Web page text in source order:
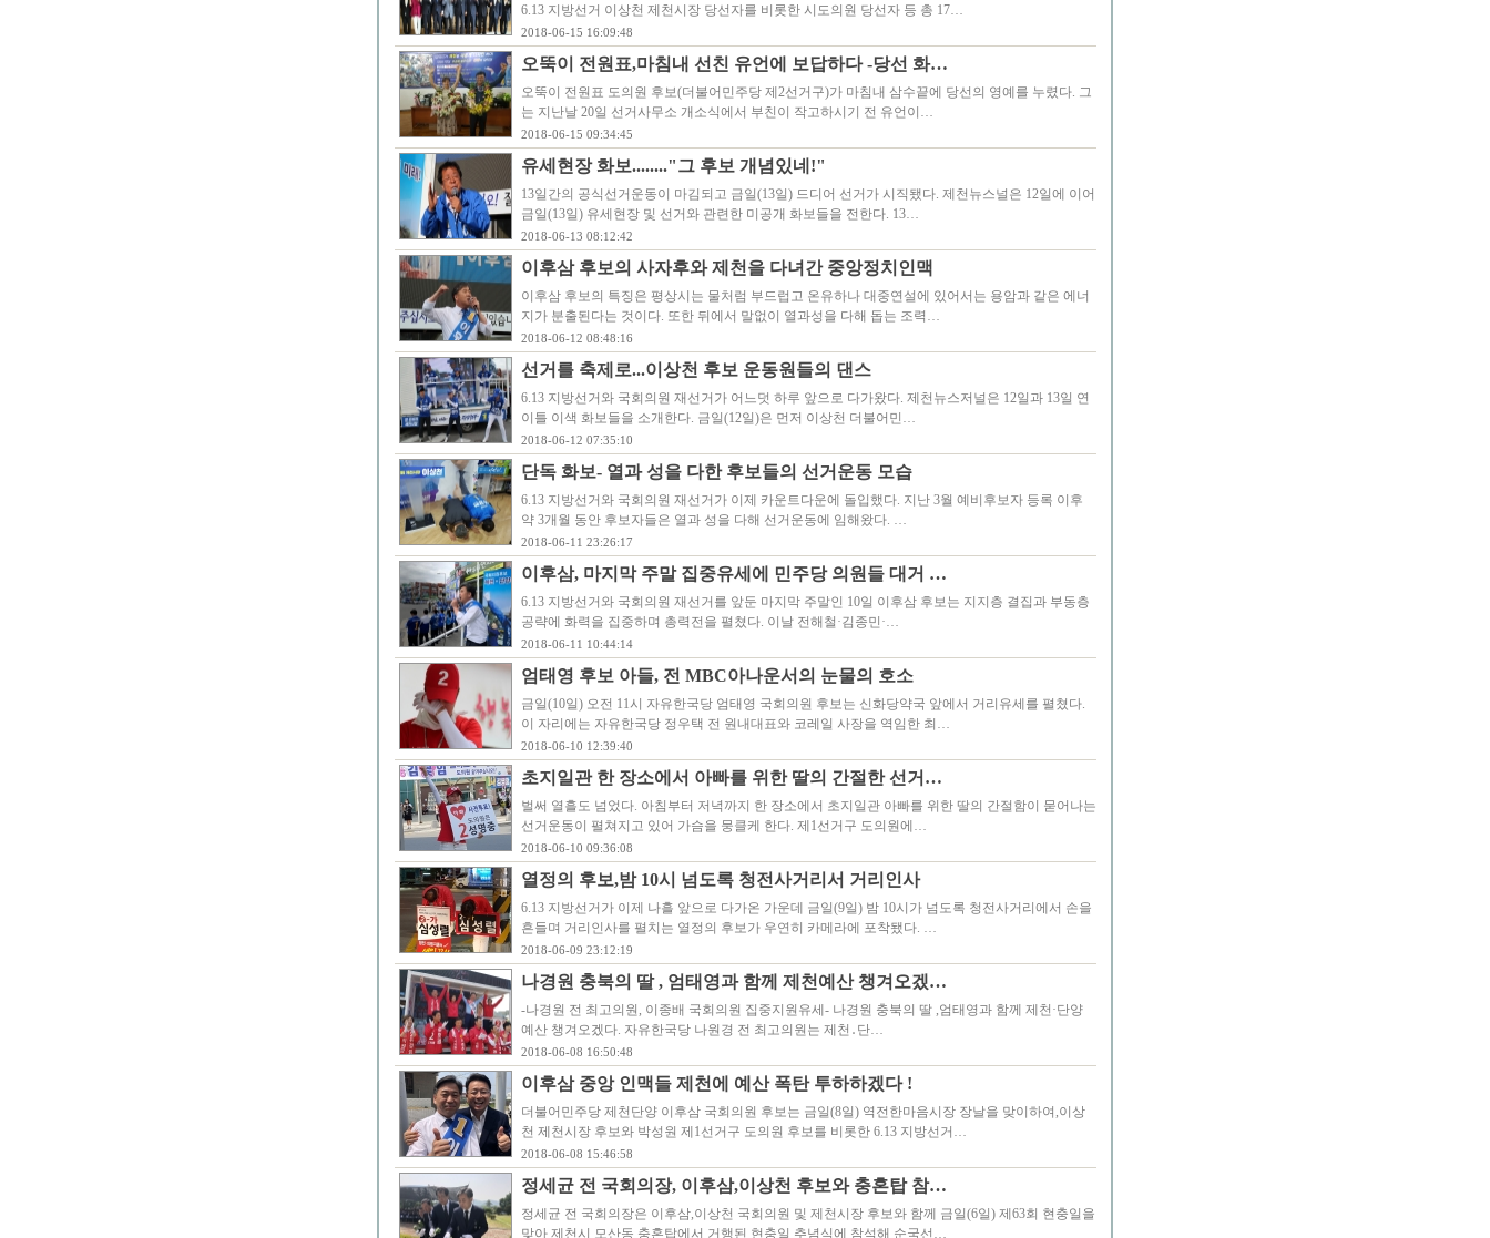
6.13 지방선거 이상천 제천시장 당선자를 비롯한 시도의원 당선자 등 총 17…
2018-06-15 16:09:48
오뚝이 전원표,마침내 선친 유언에 보답하다 -당선 화…
오뚝이 전원표 도의원 후보(더불어민주당 제2선거구)가 마침내 삼수끝에 당선의 영예를 누렸다. 그
는 지난날 20일 선거사무소 개소식에서 부친이 작고하시기 전 유언이…
2018-06-15 09:34:45
유세현장 화보........"그 후보 개념있네!"
13일간의 공식선거운동이 마김되고 금일(13일) 드디어 선거가 시직됐다. 제천뉴스널은 12일에 이어
금일(13일) 유세현장 및 선거와 관련한 미공개 화보들을 전한다. 13…
2018-06-13 08:12:42
이후삼 후보의 사자후와 제천을 다녀간 중앙정치인맥
이후삼 후보의 특징은 평상시는 물처럼 부드럽고 온유하나 대중연설에 있어서는 용암과 같은 에너
지가 분출된다는 것이다. 또한 뒤에서 말없이 열과성을 다해 돕는 조력…
2018-06-12 08:48:16
선거를 축제로...이상천 후보 운동원들의 댄스
6.13 지방선거와 국회의원 재선거가 어느덧 하루 앞으로 다가왔다. 제천뉴스저널은 12일과 13일 연
이틀 이색 화보들을 소개한다. 금일(12일)은 먼저 이상천 더불어민…
2018-06-12 07:35:10
단독 화보- 열과 성을 다한 후보들의 선거운동 모습
6.13 지방선거와 국회의원 재선거가 이제 카운트다운에 돌입했다. 지난 3월 예비후보자 등록 이후
약 3개월 동안 후보자들은 열과 성을 다해 선거운동에 임해왔다. …
2018-06-11 23:26:17
이후삼, 마지막 주말 집중유세에 민주당 의원들 대거 …
6.13 지방선거와 국회의원 재선거를 앞둔 마지막 주말인 10일 이후삼 후보는 지지층 결집과 부동층
공략에 화력을 집중하며 총력전을 펼쳤다. 이날 전해철·김종민·…
2018-06-11 10:44:14
엄태영 후보 아들, 전 MBC아나운서의 눈물의 호소
금일(10일) 오전 11시 자유한국당 엄태영 국회의원 후보는 신화당약국 앞에서 거리유세를 펼쳤다.
이 자리에는 자유한국당 정우택 전 원내대표와 코레일 사장을 역임한 최…
2018-06-10 12:39:40
초지일관 한 장소에서 아빠를 위한 딸의 간절한 선거…
벌써 열흘도 넘었다. 아침부터 저녁까지 한 장소에서 초지일관 아빠를 위한 딸의 간절함이 묻어나는
선거운동이 펼쳐지고 있어 가슴을 뭉클케 한다. 제1선거구 도의원에…
2018-06-10 09:36:08
열정의 후보,밤 10시 넘도록 청전사거리서 거리인사
6.13 지방선거가 이제 나흘 앞으로 다가온 가운데 금일(9일) 밤 10시가 넘도록 청전사거리에서 손을
흔들며 거리인사를 펼치는 열정의 후보가 우연히 카메라에 포착됐다. …
2018-06-09 23:12:19
나경원 충북의 딸 , 엄태영과 함께 제천예산 챙겨오겠…
-나경원 전 최고의원, 이종배 국회의원 집중지원유세- 나경원 충북의 딸 ,엄태영과 함께 제천·단양
예산 챙겨오겠다. 자유한국당 나원경 전 최고의원는 제천․단…
2018-06-08 16:50:48
이후삼 중앙 인맥들 제천에 예산 폭탄 투하하겠다 !
더불어민주당 제천단양 이후삼 국회의원 후보는 금일(8일) 역전한마음시장 장날을 맞이하여,이상
천 제천시장 후보와 박성원 제1선거구 도의원 후보를 비롯한 6.13 지방선거…
2018-06-08 15:46:58
정세균 전 국회의장, 이후삼,이상천 후보와 충혼탑 참…
정세균 전 국회의장은 이후삼,이상천 국회의원 및 제천시장 후보와 함께 금일(6일) 제63회 현충일을
맞아 제천시 모산동 충혼탑에서 거행된 현충일 추념식에 참석해 순국선…